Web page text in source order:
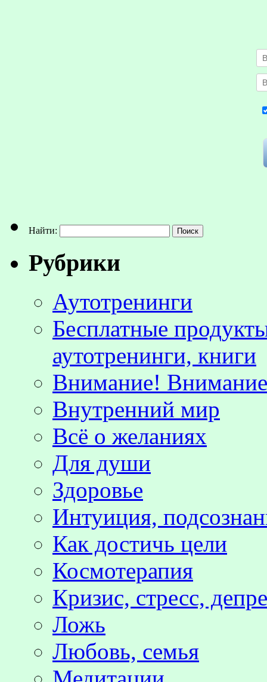
Найти:
Рубрики
Аутотренинги
Бесплатные
аутотренинги, книги
Внимание!
Внутренний мир
Всё о желаниях
Для души
Здоровье
Интуиция,
Как достичь цели
Космотерапия
Кризис, стресс,
Ложь
Любовь, семья